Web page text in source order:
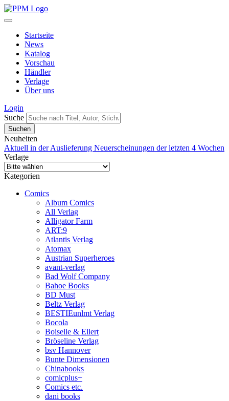
Startseite
News
Katalog
Vorschau
Händler
Verlage
Über uns
Login
Suche
Neuheiten
Aktuell in der Auslieferung Neuerscheinungen der letzten 4 Wochen
Verlage
Kategorien
Comics
Album Comics
All Verlag
Alligator Farm
ART:9
Atlantis Verlag
Atomax
Austrian Superheroes
avant-verlag
Bad Wolf Company
Bahoe Books
BD Must
Beltz Verlag
BESTIEunlmt Verlag
Bocola
Boiselle & Ellert
Bröseline Verlag
bsv Hannover
Bunte Dimensionen
Chinabooks
comicplus+
Comics etc.
dani books